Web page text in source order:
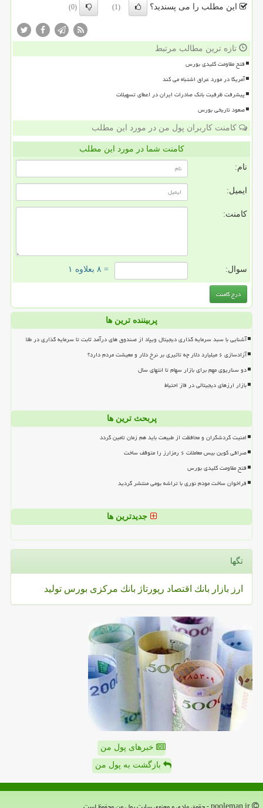
این مطلب را می پسندید؟ (1)
(0)
تازه ترین مطالب مرتبط
فتح مقاومت کلیدی بورس
آمریکا در مورد عراق اشتباه می کند
پیشرفت ظرفیت بانک صادرات ایران در اعطای تسهیلات
صعود تاریخی بورس
کامنت کاربران پول من در مورد این مطلب
کامنت شما در مورد این مطلب
نام:
ایمیل:
کامنت:
سوال: = ۸ بعلاوه ۱
پربیننده ترین ها
آشنایی با سبد سرمایه گذاری دیجیتال ویپاد از صندوق های درآمد ثابت تا سرمایه گذاری در طلا
آزادسازی ۶ میلیارد دلار چه تاثیری بر نرخ دلار و معیشت مردم دارد؟
دو سناریوی مهم برای بازار سهام تا انتهای سال
بازار ارزهای دیجیتالی در فاز احتیاط
پربحث ترین ها
امنیت گردشگران و محافظت از طبیعت باید هم زمان تامین گردد
صرافی کوین بیس معاملات ۶ رمزارز را متوقف ساخت
فتح مقاومت کلیدی بورس
فراخوان ساخت مودم نوری با تراشه بومی منتشر گردید
جدیدترین ها
تگها
ارز بازار بانك اقتصاد رپورتاژ بانك مركزی بورس تولید
خبرهای پول من
بازگشت به پول من